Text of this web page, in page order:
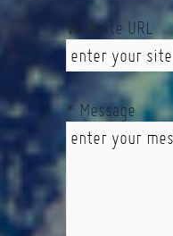
Website URL
* Message